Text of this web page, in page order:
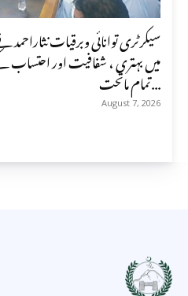
سیکرٹری توانائی وبرقیات
میں بہتری ، شفافیت اور
تمام ماتحت...
August 7, 2026